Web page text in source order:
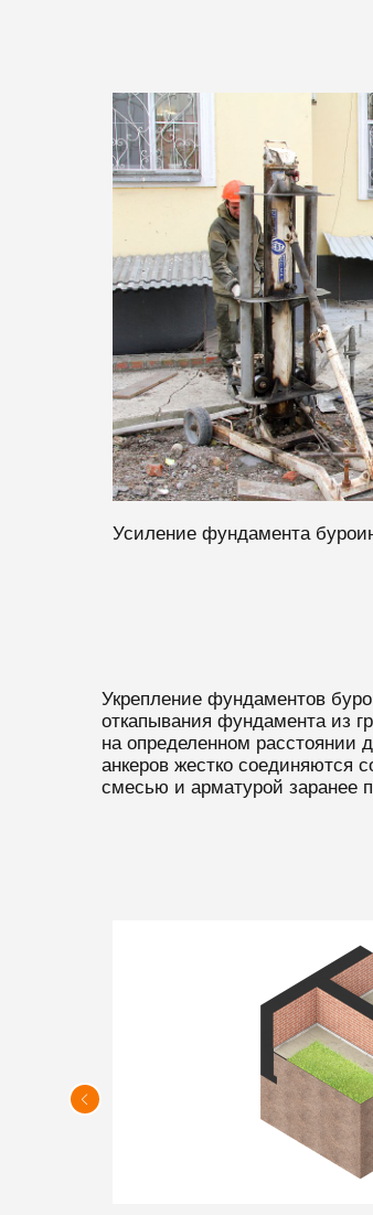
Усиление фундамента
Укрепление фундаментов
откапывания фундамента из
на определенном расстоянии
анкеров жестко соединяются
смесью и арматурой заранее